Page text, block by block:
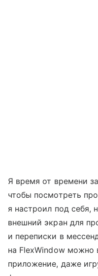
Я время от времени
чтобы посмотреть
я настроил под себя,
внешний экран для
и переписки в
на FlexWindow
приложение, даже